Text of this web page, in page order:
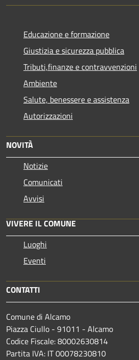
Educazione e formazione
Giustizia e sicurezza pubblica
Tributi,finanze e contravvenzioni
Ambiente
Salute, benessere e assistenza
Autorizzazioni
NOVITÀ
Notizie
Comunicati
Avvisi
VIVERE IL COMUNE
Luoghi
Eventi
CONTATTI
Comune di Alcamo
Piazza Ciullo - 91011 - Alcamo
Codice Fiscale: 80002630814
Partita IVA: IT 00078230810